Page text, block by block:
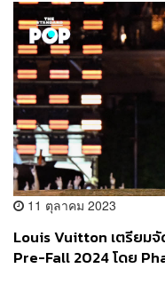
11 ตุลาคม 2023
Louis Vuitton เตรียม
Pre-Fall 2024 โดย